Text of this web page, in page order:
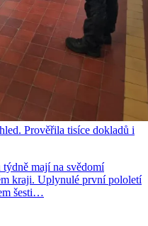
Prověřila tisíce dokladů i
mají na svědomí
kraji. Uplynulé první pololetí
šesti…